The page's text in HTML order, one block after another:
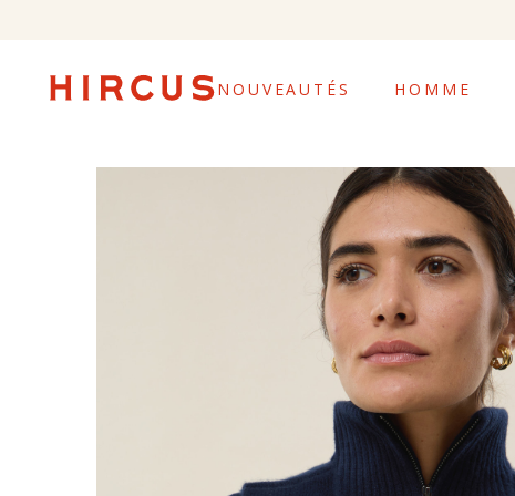
NOUVEAUTÉS HOMME